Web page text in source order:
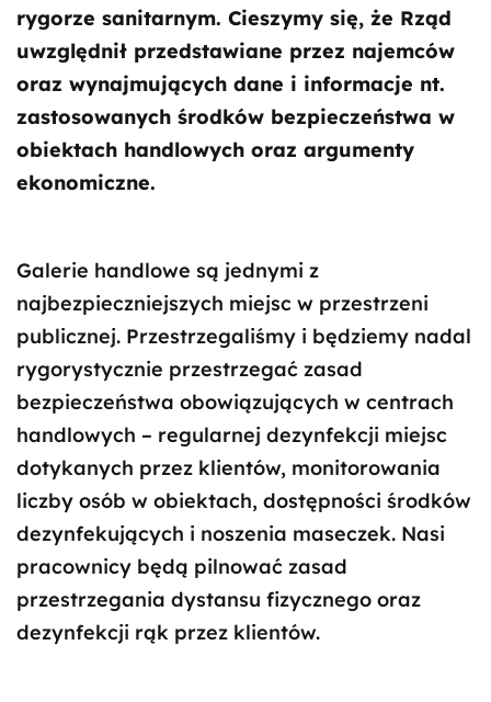
rygorze sanitarnym. Cieszymy się, że Rząd
uwzględnił przedstawiane przez najemców
oraz wynajmujących dane i informacje nt.
zastosowanych środków bezpieczeństwa w
obiektach handlowych oraz argumenty
ekonomiczne.
Galerie handlowe są jednymi z
najbezpieczniejszych miejsc w przestrzeni
publicznej. Przestrzegaliśmy i będziemy nadal
rygorystycznie przestrzegać zasad
bezpieczeństwa obowiązujących w centrach
handlowych – regularnej dezynfekcji miejsc
dotykanych przez klientów, monitorowania
liczby osób w obiektach, dostępności środków
dezynfekujących i noszenia maseczek. Nasi
pracownicy będą pilnować zasad
przestrzegania dystansu fizycznego oraz
dezynfekcji rąk przez klientów.